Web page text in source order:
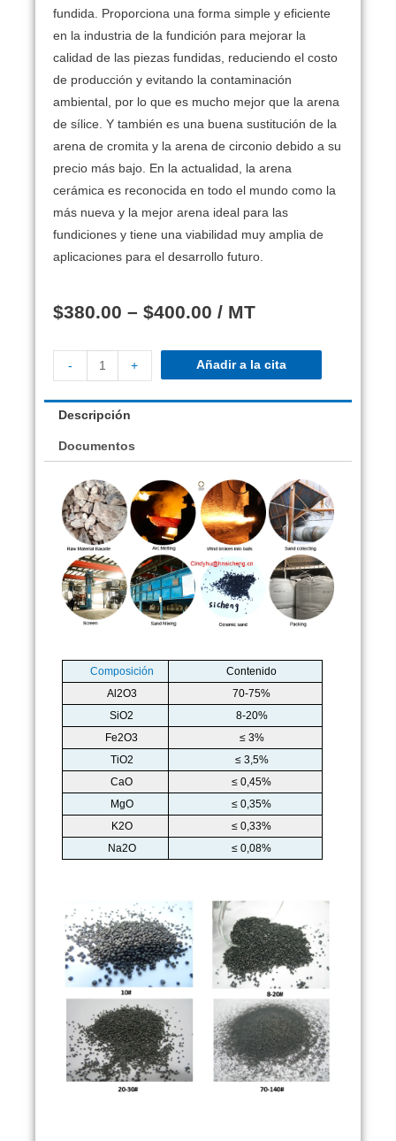
fundida. Proporciona una forma simple y eficiente
en la industria de la fundición para mejorar la
calidad de las piezas fundidas, reduciendo el costo
de producción y evitando la contaminación
ambiental, por lo que es mucho mejor que la arena
de sílice. Y también es una buena sustitución de la
arena de cromita y la arena de circonio debido a su
precio más bajo. En la actualidad, la arena
cerámica es reconocida en todo el mundo como la
más nueva y la mejor arena ideal para las
fundiciones y tiene una viabilidad muy amplia de
aplicaciones para el desarrollo futuro.
$380.00 – $400.00 / MT
- + Añadir a la cita
Descripción
Documentos
Composición
Contenido
Al2O3
70-75%
SiO2
8-20%
Fe2O3
≤ 3%
TiO2
≤ 3,5%
CaO
≤ 0,45%
MgO
≤ 0,35%
K2O
≤ 0,33%
Na2O
≤ 0,08%